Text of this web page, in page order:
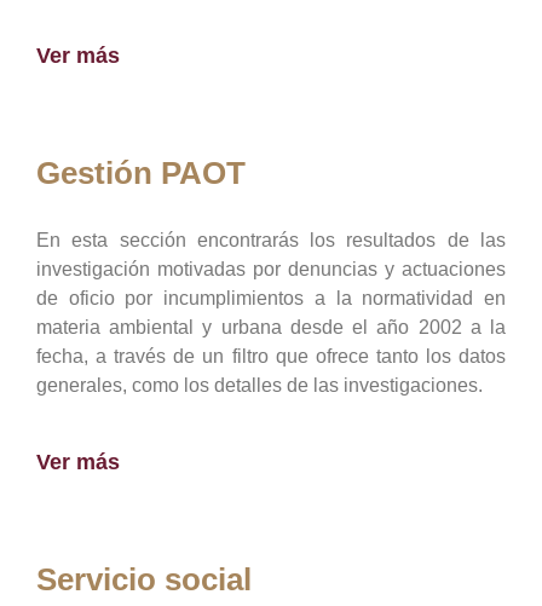
Ver más
Gestión PAOT
En esta sección encontrarás los resultados de las
investigación motivadas por denuncias y actuaciones
de oficio por incumplimientos a la normatividad en
materia ambiental y urbana desde el año 2002 a la
fecha, a través de un filtro que ofrece tanto los datos
generales, como los detalles de las investigaciones.
Ver más
Servicio social